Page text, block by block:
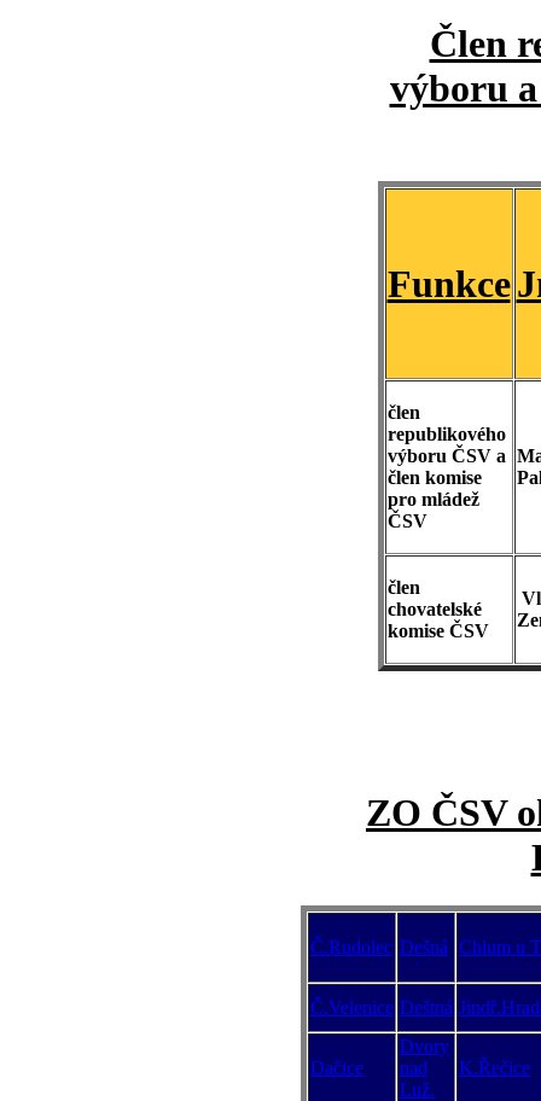
Člen
výboru
Funkce
člen
republikového
výboru ČSV a
člen komise
pro mládež
ČSV
člen
chovatelské
komise ČSV
ZO ČSV
Č.Rudolec Dešná Chlum u
Č.Velenice Deštná
Dačice
Dvory
nad
Luž.
K.Řečice